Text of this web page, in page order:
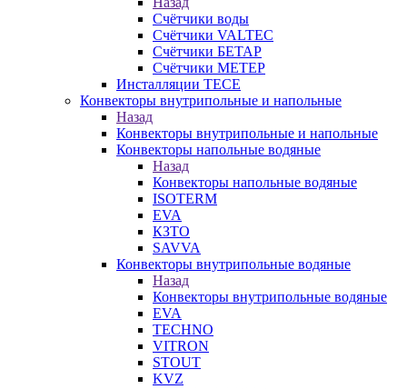
Счётчики воды
Счётчики VALTEC
Счётчики БЕТАР
Счётчики МЕТЕР
Инсталляции TECE
Конвекторы внутрипольные и напольные
Назад
Конвекторы внутрипольные и напольные
Конвекторы напольные водяные
Назад
Конвекторы напольные водяные
ISOTERM
EVA
КЗТО
SAVVA
Конвекторы внутрипольные водяные
Назад
Конвекторы внутрипольные водяные
EVA
TECHNO
VITRON
STOUT
KVZ